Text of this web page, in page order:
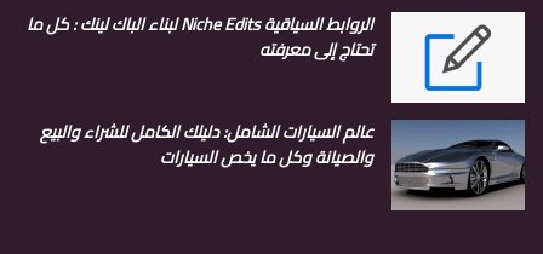
الروابط السياقية Niche Edits لبناء الباك لينك : كل ما
تحتاج إلى معرفته
عالم السيارات الشامل: دليلك الكامل للشراء والبيع
والصيانة وكل ما يخص السيارات